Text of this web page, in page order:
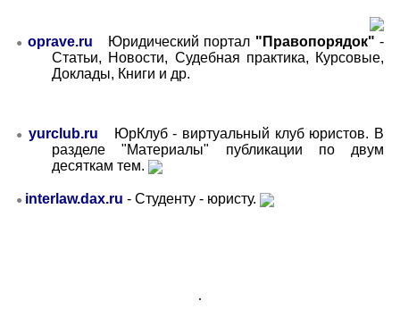
● oprave.ru Юридический портал "Правопорядок" -
Статьи, Новости, Судебная практика, Курсовые,
Доклады, Книги и др.
● yurclub.ru
ЮрКлуб - виртуальный клуб юристов. В
разделе "Материалы" публикации по двум
десяткам тем.
● interlaw.dax.ru - Студенту - юристу.
.